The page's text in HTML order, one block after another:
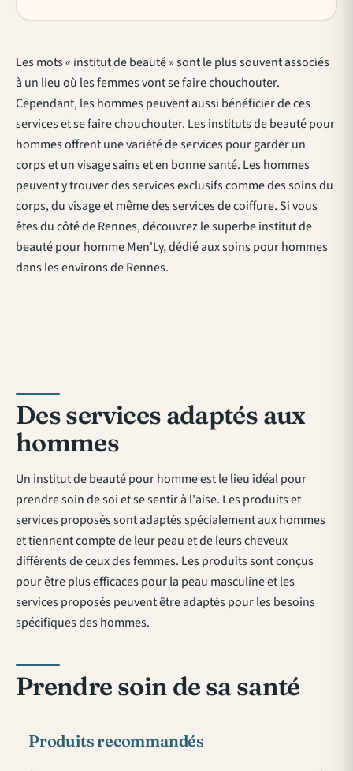
Les mots « institut de beauté » sont le plus souvent associés
à un lieu où les femmes vont se faire chouchouter.
Cependant, les hommes peuvent aussi bénéficier de ces
services et se faire chouchouter. Les instituts de beauté pour
hommes offrent une variété de services pour garder un
corps et un visage sains et en bonne santé. Les hommes
peuvent y trouver des services exclusifs comme des soins du
corps, du visage et même des services de coiffure. Si vous
êtes du côté de Rennes, découvrez le superbeinstitut de
beauté pour homme Men'Ly, dédié aux soins pour hommes
dans les environs de Rennes.
Des services adaptés aux
hommes
Un institut de beauté pour homme est le lieu idéal pour
prendre soin de soi et se sentir à l'aise. Les produits et
services proposés sont adaptés spécialement aux hommes
et tiennent compte de leur peau et de leurs cheveux
différents de ceux des femmes. Les produits sont conçus
pour être plus efficaces pour la peau masculine et les
services proposés peuvent être adaptés pour les besoins
spécifiques des hommes.
Prendre soin de sa santé
Produits recommandés